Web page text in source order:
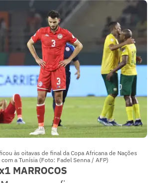
às oitavas de final da Copa Africana de Nações
a Tunísia (Foto: Fadel Senna / AFP)
MARROCOS